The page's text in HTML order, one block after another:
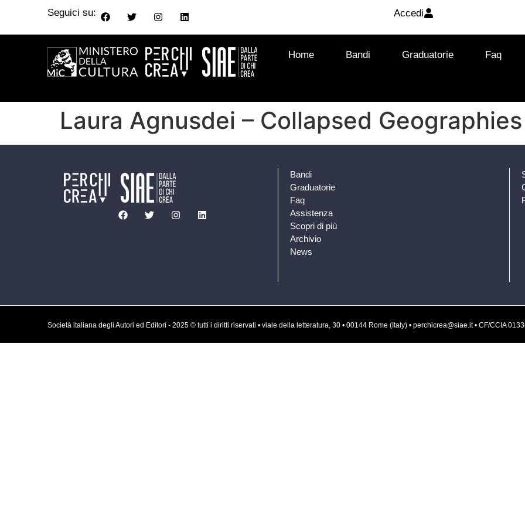
Seguici su: Accedi
Home Bandi Graduatorie Faq
Laura Agnusdei – Collapsed Geographies
Bandi
Graduatorie
Faq
Assistenza
Scopri di più
Archivio
News
Società italiana degli Autori ed Editori - 2025 © tutti i diritti riservati • viale della letteratura, 30 • 00144 Rome (Italy) • perchicrea@siae.it • CF/CCIA